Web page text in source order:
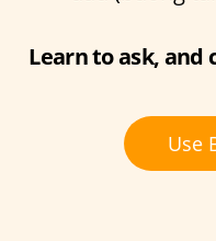
Learn to ask, and
Use